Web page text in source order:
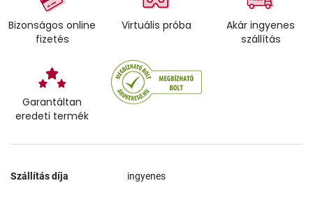
Bizonságos online
fizetés
Virtuális próba
Akár ingyenes
szállítás
Garantáltan
eredeti termék
Szállítás díja ingyenes